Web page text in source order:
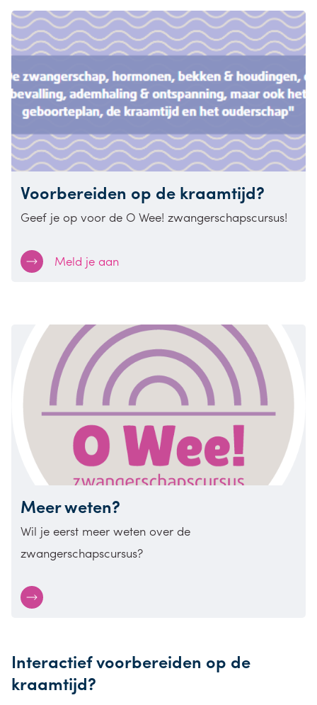
Voorbereiden op de kraamtijd?
Geef je op voor de O Wee! zwangerschapscursus!
Meld je aan
Meer weten?
Wil je eerst meer weten over de
zwangerschapscursus?
Interactief voorbereiden op de
kraamtijd?